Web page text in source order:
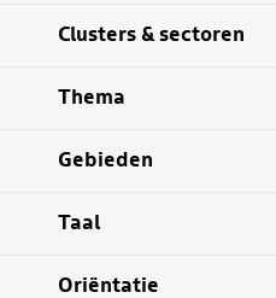
Clusters & sectoren
Thema
Gebieden
Taal
Oriëntatie